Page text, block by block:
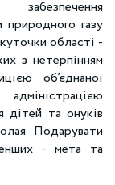
забезпечення
природного газу
області -
з нетерпінням
об’єднаної
дітей та онуків
Подарувати
- мета та